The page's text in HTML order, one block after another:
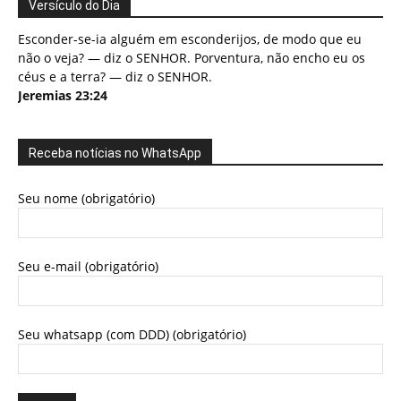
Versículo do Dia
Esconder-se-ia alguém em esconderijos, de modo que eu
não o veja? — diz o SENHOR. Porventura, não encho eu os
céus e a terra? — diz o SENHOR.
Jeremias 23:24
Receba notícias no WhatsApp
Seu nome (obrigatório)
Seu e-mail (obrigatório)
Seu whatsapp (com DDD) (obrigatório)